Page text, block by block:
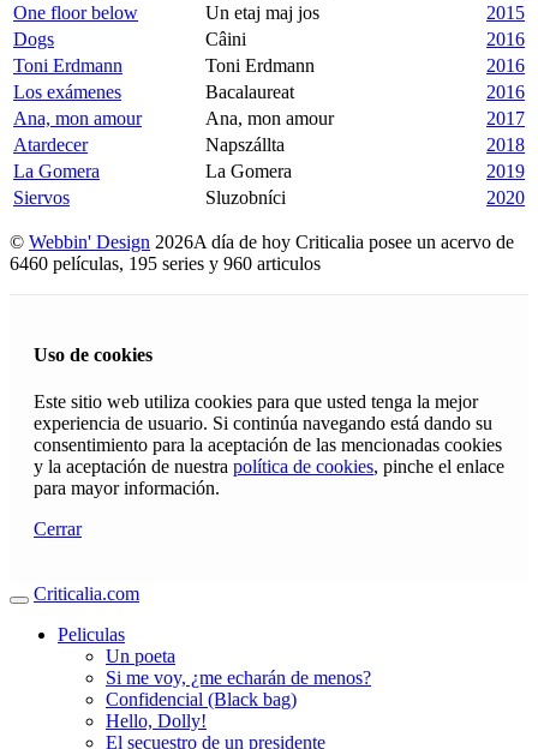
One floor below
Un etaj maj jos
2015
Dogs
Câini
2016
Toni Erdmann
Toni Erdmann
2016
Los exámenes
Bacalaureat
2016
Ana, mon amour
Ana, mon amour
2017
Atardecer
Napszállta
2018
La Gomera
La Gomera
2019
Siervos
Sluzobníci 2020
© Webbin' Design 2026A día de hoy Criticalia posee un acervo de
6460 películas, 195 series y 960 articulos
Uso de cookies
Este sitio web utiliza cookies para que usted tenga la mejor
experiencia de usuario. Si continúa navegando está dando su
consentimiento para la aceptación de las mencionadas cookies
y la aceptación de nuestra política de cookies, pinche el enlace
para mayor información.
Cerrar
Criticalia.com
Peliculas
Un poeta
Si me voy, ¿me echarán de menos?
Confidencial (Black bag)
Hello, Dolly!
El secuestro de un presidente